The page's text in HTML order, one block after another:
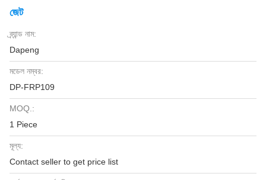
জেট
ব্র্যান্ড নাম:
Dapeng
মডেল নম্বর:
DP-FRP109
MOQ.:
1 Piece
মূল্য:
Contact seller to get price list